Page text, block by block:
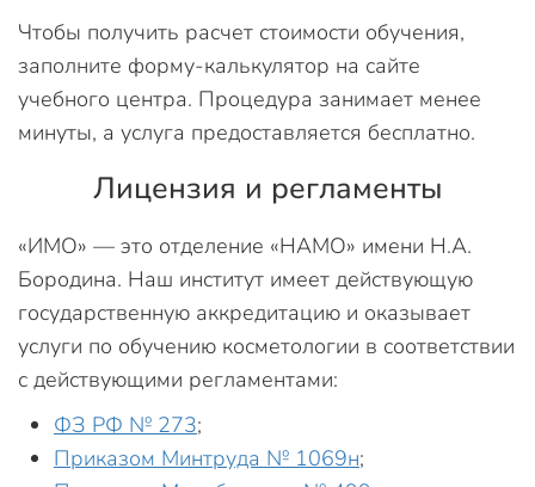
Чтобы получить расчет стоимости обучения,
заполните форму-калькулятор на сайте
учебного центра. Процедура занимает менее
минуты, а услуга предоставляется бесплатно.
Лицензия и регламенты
«ИМО» — это отделение «НАМО» имени Н.А.
Бородина. Наш институт имеет действующую
государственную аккредитацию и оказывает
услуги по обучению косметологии в соответствии
с действующими регламентами:
ФЗ РФ № 273;
Приказом Минтруда № 1069н;